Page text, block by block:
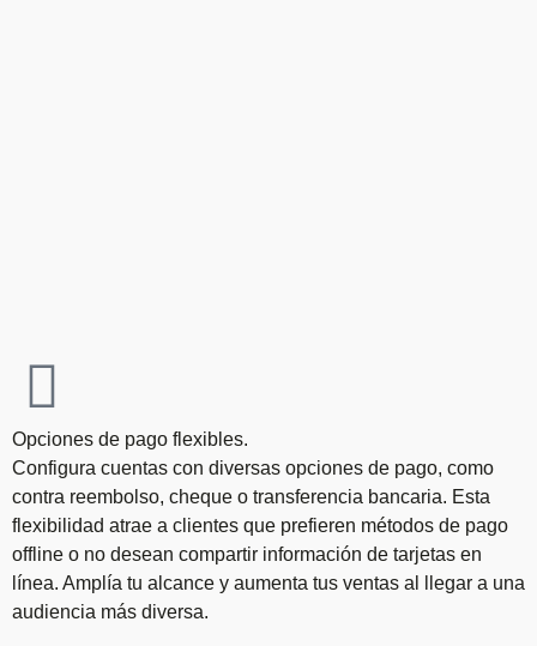
Opciones de pago flexibles.
Configura cuentas con diversas opciones de pago, como
contra reembolso, cheque o transferencia bancaria. Esta
flexibilidad atrae a clientes que prefieren métodos de pago
offline o no desean compartir información de tarjetas en
línea. Amplía tu alcance y aumenta tus ventas al llegar a una
audiencia más diversa.